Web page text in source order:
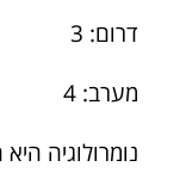
דרום: 3
מערב: 4
נומרולוגיה